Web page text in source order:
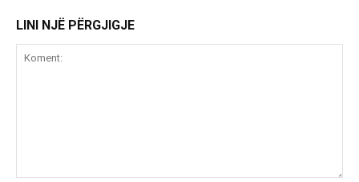
LINI NJË PËRGJIGJE